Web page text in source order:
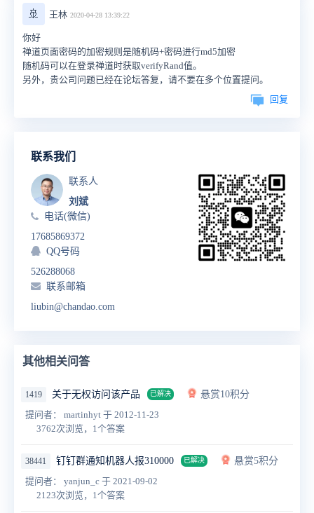
🚢 王林 2020-04-28 13:39:22
你好
禅道页面密码的加密规则是随机码+密码进行md5加密
随机码可以在登录禅道时获取verifyRand值。
另外，贵公司问题已经在论坛答复，请不要在多个位置提问。
回复
联系我们
联系人
刘斌
电话(微信)
17685869372
QQ号码
526288068
联系邮箱
liubin@chandao.com
其他相关问答
1419 关于无权访问该产品 已解决
悬赏10积分
提问者： martinhyt 于 2012-11-23
3762次浏览，1个答案
38441 钉钉群通知机器人报310000 已解决
悬赏5积分
提问者： yanjun_c 于 2021-09-02
2123次浏览，1个答案